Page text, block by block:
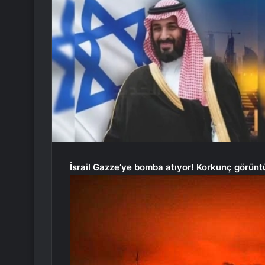
İsrail Gazze’ye bomba atıyor! Korkunç